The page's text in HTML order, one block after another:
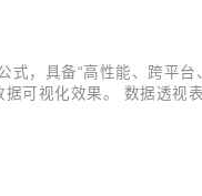
，具备“高性能、跨平
可视化效果。 数据透